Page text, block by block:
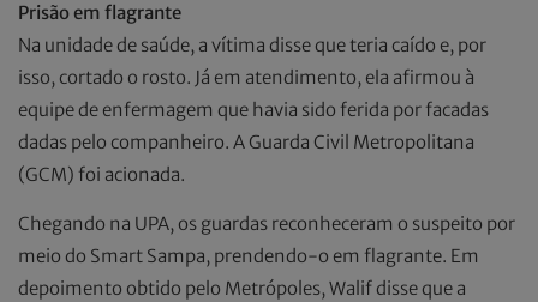
Prisão em flagrante
Na unidade de saúde, a vítima disse que teria caído e, por
isso, cortado o rosto. Já em atendimento, ela afirmou à
equipe de enfermagem que havia sido ferida por facadas
dadas pelo companheiro. A Guarda Civil Metropolitana
(GCM) foi acionada.
Chegando na UPA, os guardas reconheceram o suspeito por
meio do Smart Sampa, prendendo-o em flagrante. Em
depoimento obtido pelo Metrópoles, Walif disse que a